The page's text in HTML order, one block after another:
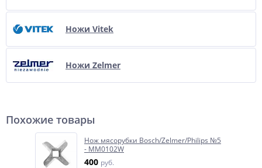
Ножи Vitek
Ножи Zelmer
Похожие товары
Нож мясорубки Bosch/Zelmer/Philips №5
- MM0102W
400 руб.